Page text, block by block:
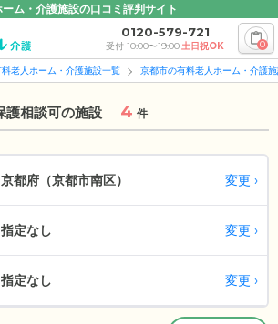
ム・介護施設の口コミ評判サイト
0120-579-721
受付 10:00〜19:00土日祝OK 0
老人ホーム・介護施設一覧 京都市の有料老人ホーム・介護
護相談可の施設 4 件
京都府（京都市南区） 変更
指定なし 変更
指定なし 変更